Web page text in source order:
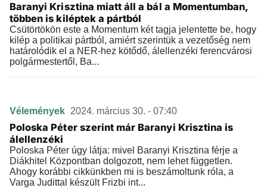
Baranyi Krisztina miatt áll a bál a Momentumban,
többen is kiléptek a pártból
Csütörtökön este a Momentum két tagja jelentette be, hogy
kilép a politikai pártból, amiért szerintük a vezetőség nem
határolódik el a NER-hez kötődő, álellenzéki ferencvárosi
polgármestertől, Ba...
Vélemények 2024. március 30. - 07:40
Poloska Péter szerint már Baranyi Krisztina is
álellenzéki
Poloska Péter úgy látja: mivel Baranyi Krisztina férje a
Diákhitel Központban dolgozott, nem lehet független.
Ahogy korábbi cikkünkben mi is beszámoltunk róla, a
Varga Judittal készült Frizbi int...